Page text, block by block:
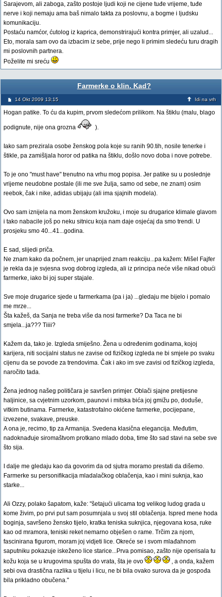
Sarajevom, ali zaboga, zašto postoje ljudi koji ne cijene tuđe vrijeme, tuđe
nerve i koji nemaju ama baš nimalo takta za poslovnu, a bogme i ljudsku
komunikaciju.
Postaću namćor, ćutolog iz kaprica, demonstrirajući kontra primjer, ali uzalud...
Eto, morala sam ovo da izbacim iz sebe, prije nego li primim sledeću turu dragih
mi poslovnih partnera.
Poželite mi sreću
Farmerke o klin. Kad?
14 Okt 2009 13:15 Idi na vrh
Hogan patike. To ću da kupim, prvom sledećom prilikom. Na štiklu (malu, blago
podignute, nije ona grozna ).
Iako sam prezirala osobe ženskog pola koje su ranih 90.tih, nosile tenerke i
štikle, pa zamišljala horor od patika na štiklu, došlo novo doba i nove potrebe.
To je ono "must have" trenutno na vrhu mog popisa. Jer patike su u poslednje
vrijeme neudobne postale (ili me sve žulja, samo od sebe, ne znam) osim
reebok, čak i nike, adidas ubijaju (ali ima sjajnih modela).
Ovo sam iznijela na mom ženskom kružoku, i moje su drugarice klimale glavom
i tako nabacile još po neku sitnicu koja nam daje osjećaj da smo trendi. U
prosjeku smo 40...41...godina.
E sad, slijedi priča.
Ne znam kako da počnem, jer unaprijed znam reakciju...pa kažem: Mišel Fajfer
je rekla da je svjesna svog dobrog izgleda, ali iz principa neće više nikad obući
farmerke, iako bi joj super stajale.
Sve moje drugarice sjede u farmerkama (pa i ja) ...gledaju me bijelo i pomalo
me mrze...
Šta kažeš, da Sanja ne treba više da nosi farmerke? Da Taca ne bi
smjela...ja??? Tiiii?
Kažem da, tako je. Izgleda smiješno. Žena u određenim godinama, kojoj
karijera, niti socijalni status ne zavise od fizičkog izgleda ne bi smjele po svaku
cijenu da se povode za trendovima. Čak i ako im sve zavisi od fizičkog izgleda,
naročito tada.
Žena jednog našeg političara je savršen primjer. Oblači sjajne pretijesne
haljinice, sa cvjetnim uzorkom, paunovi i mitska bića joj gmižu po, doduše,
vitkim butinama. Farmerke, katastrofalno okićene farmerke, pocijepane,
izvezene, svakave, preuske.
A ona je, recimo, tip za Armanija. Svedena klasična elegancija. Međutim,
nadoknađuje siromaštvom protkano mlado doba, time što sad stavi na sebe sve
što sija.
I dalje me gledaju kao da govorim da od sjutra moramo prestati da dišemo.
Farmerke su personifikacija mladalačkog oblačenja, kao i mini suknja, kao
starke...
Ali Ozzy, polako šapatom, kaže: "šetajući ulicama tog velikog ludog grada u
kome živim, po prvi put sam posumnjala u svoj stil oblačenja. Ispred mene hoda
boginja, savršeno žensko tijelo, kratka teniska suknjica, njegovana kosa, ruke
kao od mramora, teniski reket nemarno obješen o rame. Trčim za njom,
fascinirana figurom, moram joj vidjeti lice. Okreće se i svom mlađahnom
saputniku pokazuje iskeženo lice starice...Prva pomisao, zašto nije operisala tu
kožu koja se u krugovima spušta do vrata, šta je ovo
, a onda, kažem
sebi ova drastična razlika u tijelu i licu, ne bi bila ovako surova da je gospođa
bila prikladno obučena."